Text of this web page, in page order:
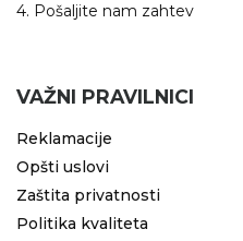
4. Pošaljite nam zahtev
VAŽNI PRAVILNICI
Reklamacije
Opšti uslovi
Zaštita privatnosti
Politika kvaliteta